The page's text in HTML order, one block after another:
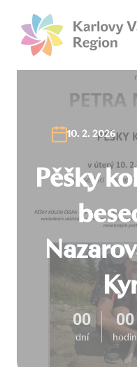
obsah
10. 2. 2026
Pěšky
00
dní
00
hodin